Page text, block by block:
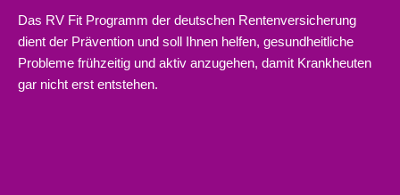
Das RV Fit Programm der deutschen Rentenversicherung
dient der Prävention und soll Ihnen helfen, gesundheitliche
Probleme frühzeitig und aktiv anzugehen, damit Krankheuten
gar nicht erst entstehen.